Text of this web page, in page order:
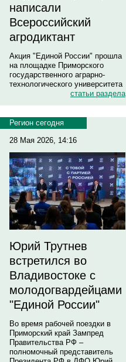
написали
Всероссийский
агродиктант
Акция "Единой России" прошла
на площадке Приморского
государственного аграрно-
технологического университета
статьи раздела
Регион сегодня
28 Мая 2026, 14:16
Юрий Трутнев
встретился во
Владивостоке с
молодогвардейцами
"Единой России"
Во время рабочей поездки в
Приморский край Зампред
Правительства РФ –
полномочный представитель